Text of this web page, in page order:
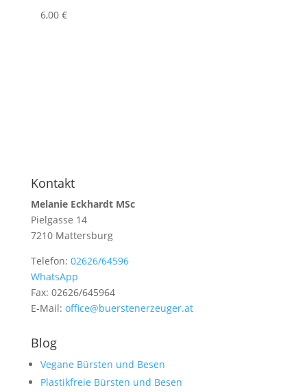
6,00 €
Kontakt
Melanie Eckhardt MSc
Pielgasse 14
7210 Mattersburg
Telefon: 02626/64596
WhatsApp
Fax: 02626/645964
E-Mail: office@buerstenerzeuger.at
Blog
Vegane Bürsten und Besen
Plastikfreie Bürsten und Besen